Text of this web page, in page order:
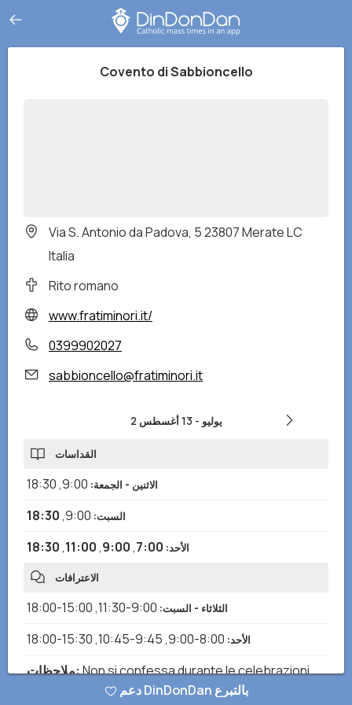
Covento di Sabbioncello
Via S. Antonio da Padova, 5 23807 Merate LC
Italia
Rito romano
www.fratiminori.it/
0399902027
sabbioncello@fratiminori.it
2 يوليو -13 أغسطس
القداسات
الاثنين - الجمعة:
9:00
,
18:30
السبت:
9:00
,
18:30
الأحد:
7:00
,
9:00
,
11:00
,
18:30
الاعترافات
الثلاثاء - السبت:
9:00-11:30
,
15:00-18:00
الأحد:
8:00-9:00
,
9:45-10:45
,
15:30-18:00
ملاحظات:Non si confessa durante le celebrazioni
دعم DinDonDan بالتبرع